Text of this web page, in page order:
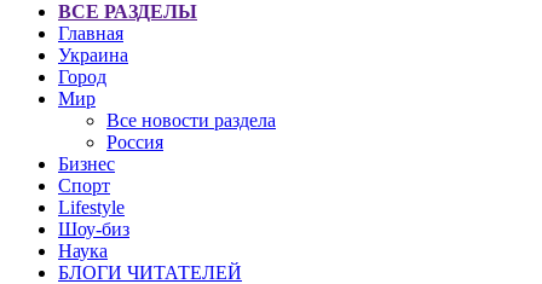
ВСЕ РАЗДЕЛЫ
Главная
Украина
Город
Мир
Все новости раздела
Россия
Бизнес
Спорт
Lifestyle
Шоу-биз
Наука
БЛОГИ ЧИТАТЕЛЕЙ